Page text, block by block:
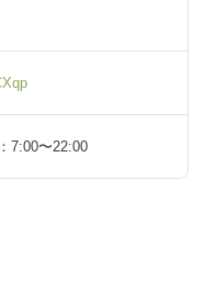
7:00〜22:00